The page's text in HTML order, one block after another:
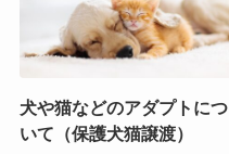
犬や猫などのアダプトにつ
いて（保護犬猫譲渡）